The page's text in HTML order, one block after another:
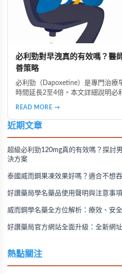
必利勁對早洩真的有效嗎？醫
善策略
必利勁（Dapoxetine）是專門治療
時間延長2至4倍。本文詳細說明必
活調整的完整指南。
READ MORE →
近期文章
超級必利勁120mg真的有效嗎？探討
決方案
泰國威而鋼果凍效果好嗎？適合不想
好讚藥局學名藥品使用聲明與注意事項
威而鋼學名藥全方位解析：療效、安
好讚藥局官方網站全面升級：全新網
熱點關注